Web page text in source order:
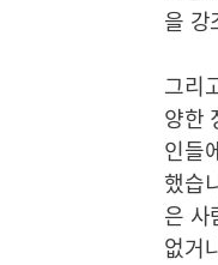
을 강
그리
양한
인들
했습
은 사
없거